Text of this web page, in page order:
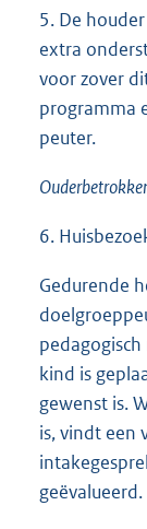
5. De
extra
voor zover
programma
peuter.
6.
Gedurende
kind is
gewenst is.
is, vindt een
geëvalueerd.